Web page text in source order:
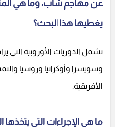
عن مهاجم شاب، وما هي
يغطيها هذا البحث؟
تشمل الدوريات الأوروبية التي
وسويسرا وأوكرانيا وروسيا
الأفريقية.
ما هي الإجراءات التي يتخذها